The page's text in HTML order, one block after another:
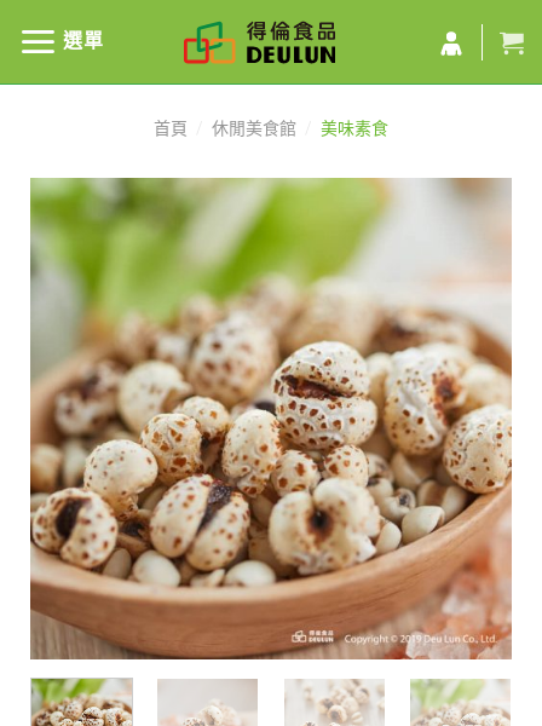
選單
首頁 休閒美食館 美味素食